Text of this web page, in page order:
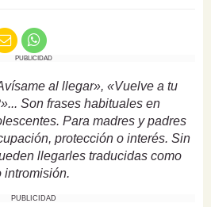
PUBLICIDAD
al llegar», «Vuelve a tu
Son frases habituales en
Para madres y padres
protección o interés. Sin
llegarles traducidas como
intromisión.
PUBLICIDAD